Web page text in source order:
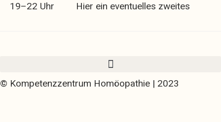
19–22 Uhr
Hier ein eventuelles zweites
© Kompetenzzentrum Homöopathie | 2023